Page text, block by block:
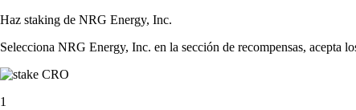
Haz staking de NRG Energy, Inc.
Selecciona NRG Energy, Inc. en la sección de recompensas, acepta
1